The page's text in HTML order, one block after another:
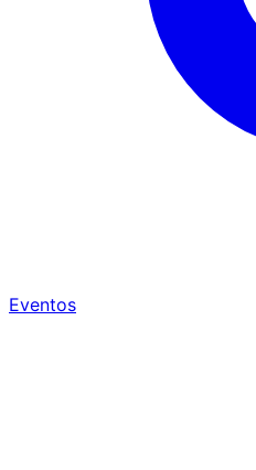
Eventos